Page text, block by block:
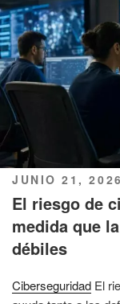
PUBLICADO
EL
JUNIO 21, 2026
El riesgo de
medida que
débiles
Ciberseguridad El